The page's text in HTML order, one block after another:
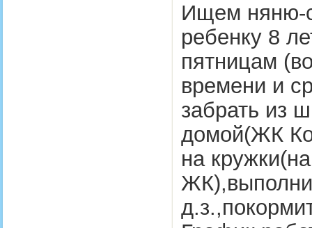
Ищем няню-
ребенку 8
пятницам
времени и
забрать из
домой(ЖК
на